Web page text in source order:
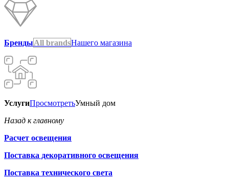
БрендыAll brandsНашего магазина
УслугиПросмотретьУмный дом
Назад к главному
Расчет освещения
Поставка декоративного освещения
Поставка технического света